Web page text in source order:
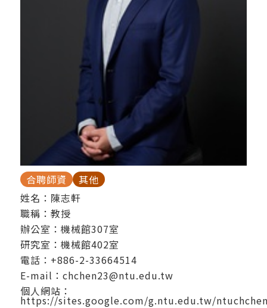
合聘師資
其他
姓名：陳志軒
職稱：教授
辦公室：機械館307室
研究室：機械館402室
電話： +886-2-33664514
E-mail： chchen23@ntu.edu.tw
個人網站：
https://sites.google.com/g.ntu.edu.tw/